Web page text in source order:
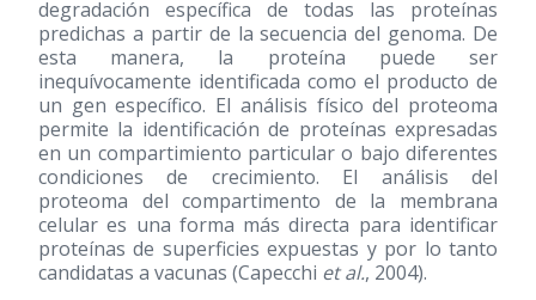
degradación específica de todas las proteínas
predichas a partir de la secuencia del genoma. De
esta manera, la proteína puede ser
inequívocamente identificada como el producto de
un gen específico. El análisis físico del proteoma
permite la identificación de proteínas expresadas
en un compartimiento particular o bajo diferentes
condiciones de crecimiento. El análisis del
proteoma del compartimento de la membrana
celular es una forma más directa para identificar
proteínas de superficies expuestas y por lo tanto
candidatas a vacunas (Capecchi et al., 2004).